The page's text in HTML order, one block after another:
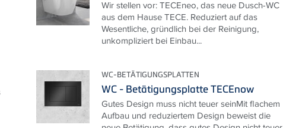
Wir stellen vor: TECEneo, das neue Dusch-WC
aus dem Hause TECE. Reduziert auf das
Wesentliche, gründlich bei der Reinigung,
unkompliziert bei Einbau...
WC-BETÄTIGUNGSPLATTEN
WC - Betätigungsplatte TECEnow
Gutes Design muss nicht teuer seinMit flachem
Aufbau und reduziertem Design beweist die